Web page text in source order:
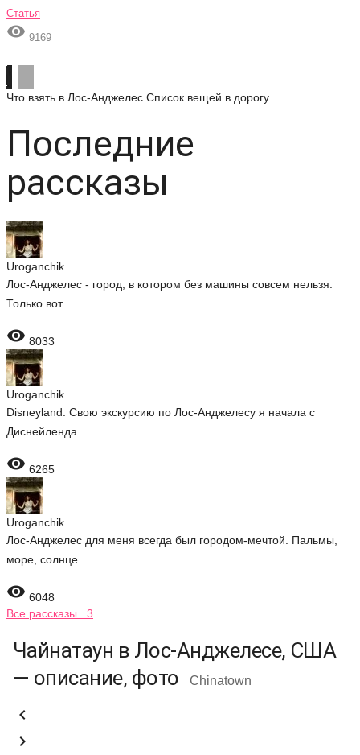
Статья
 9169
Что взять в Лос-Анджелес Список вещей в дорогу
Последние
рассказы
Uroganchik
Лос-Анджелес - город, в котором без машины совсем нельзя.
Только вот...
 8033
Uroganchik
Disneyland: Свою экскурсию по Лос-Анджелесу я начала с
Диснейленда....
 6265
Uroganchik
Лос-Анджелес для меня всегда был городом-мечтой. Пальмы,
море, солнце...
 6048
Все рассказы 3
Чайнатаун в Лос-Анджелесе, США
— описание, фото
Chinatown

